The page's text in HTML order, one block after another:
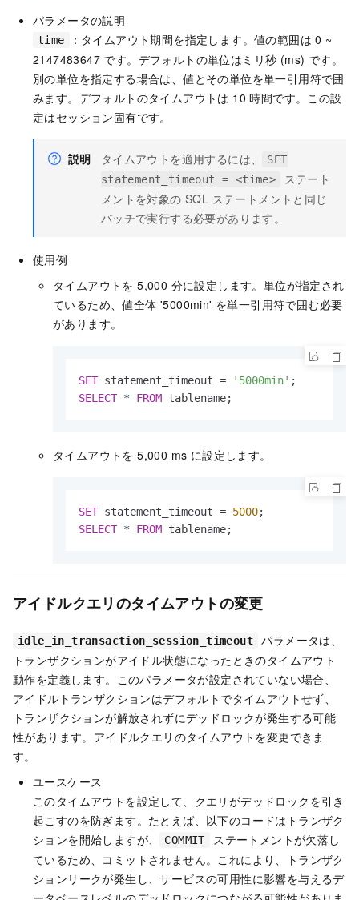
パラメータの説明
time
：タイムアウト期間を指定します。値の範囲は 0 ~
2147483647 です。デフォルトの単位はミリ秒 (ms) です。
別の単位を指定する場合は、値とその単位を単一引用符で囲
みます。デフォルトのタイムアウトは 10 時間です。この設
定はセッション固有です。
説明 タイムアウトを適用するには、
SET
statement_timeout = <time>
ステート
メントを対象の SQL ステートメントと同じ
バッチで実行する必要があります。
使用例
タイムアウトを 5,000 分に設定します。単位が指定され
ているため、値全体 '5000min' を単一引用符で囲む必要
があります。
SET statement_timeout = '5000min'
SELECT * FROM tablename;
タイムアウトを 5,000 ms に設定します。
SET statement_timeout = 5000
SELECT * FROM tablename;
アイドルクエリのタイムアウトの変更
idle_in_transaction_session_timeout
パラメータは、
トランザクションがアイドル状態になったときのタイムアウト
動作を定義します。このパラメータが設定されていない場合、
アイドルトランザクションはデフォルトでタイムアウトせず、
トランザクションが解放されずにデッドロックが発生する可能
性があります。アイドルクエリのタイムアウトを変更できま
す。
ユースケース
このタイムアウトを設定して、クエリがデッドロックを引き
起こすのを防ぎます。たとえば、以下のコードはトランザク
ションを開始しますが、
COMMIT
ステートメントが欠落し
ているため、コミットされません。これにより、トランザク
ションリークが発生し、サービスの可用性に影響を与えるデ